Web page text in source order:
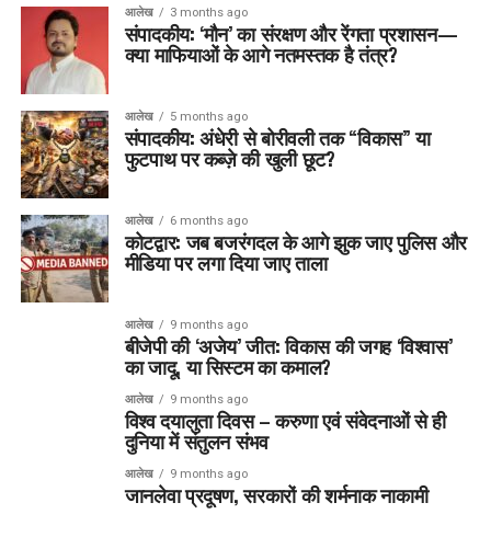
आलेख 3 months ago
संपादकीय: ‘मौन’ का संरक्षण और रेंगता प्रशासन—
क्या माफियाओं के आगे नतमस्तक है तंत्र?
आलेख 5 months ago
संपादकीय: अंधेरी से बोरीवली तक “विकास” या
फुटपाथ पर कब्ज़े की खुली छूट?
आलेख 6 months ago
कोटद्वार: जब बजरंगदल के आगे झुक जाए पुलिस और
मीडिया पर लगा दिया जाए ताला
आलेख 9 months ago
बीजेपी की ‘अजेय’ जीत: विकास की जगह ‘विश्वास’
का जादू, या सिस्टम का कमाल?
आलेख 9 months ago
विश्व दयालुता दिवस – करुणा एवं संवेदनाओं से ही
दुनिया में संतुलन संभव
आलेख 9 months ago
जानलेवा प्रदूषण, सरकारों की शर्मनाक नाकामी